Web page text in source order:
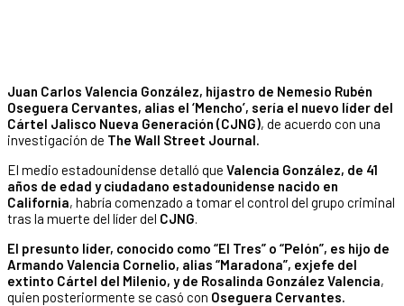
Juan Carlos Valencia González, hijastro de Nemesio Rubén
Oseguera Cervantes, alias el ‘Mencho’, sería el nuevo líder del
Cártel Jalisco Nueva Generación (CJNG), de acuerdo con una
investigación de The Wall Street Journal.
El medio estadounidense detalló que Valencia González, de 41
años de edad y ciudadano estadounidense nacido en
California, habría comenzado a tomar el control del grupo criminal
tras la muerte del líder del CJNG.
El presunto líder, conocido como “El Tres” o “Pelón”, es hijo de
Armando Valencia Cornelio, alias “Maradona”, exjefe del
extinto Cártel del Milenio, y de Rosalinda González Valencia,
quien posteriormente se casó con Oseguera Cervantes.